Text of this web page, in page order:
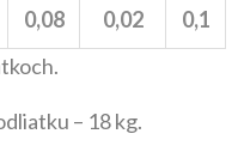
0,08 0,02
0,1
– 18 kg.